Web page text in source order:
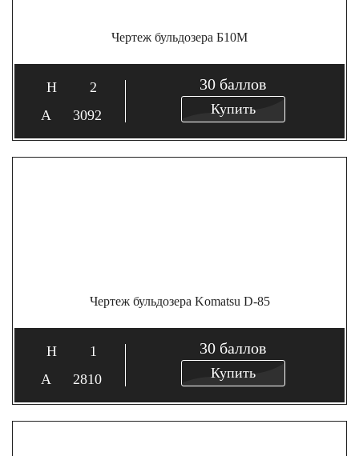
Чертеж бульдозера Б10М
2
3092
30 баллов
Купить
Чертеж бульдозера Komatsu D-85
1
2810
30 баллов
Купить